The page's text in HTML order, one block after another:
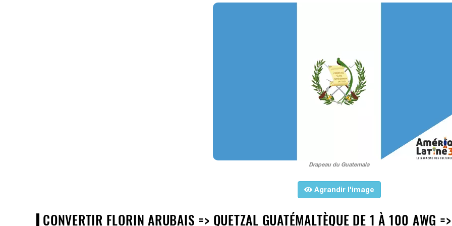
Drapeau du Guatemala
Agrandir l'image
CONVERTIR FLORIN ARUBAIS => QUETZAL GUATÉMALTÈQUE DE 1 À 100 AWG